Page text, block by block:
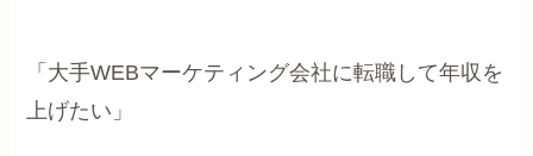
「大手WEBマーケティング会社に転職して年収を
上げたい」